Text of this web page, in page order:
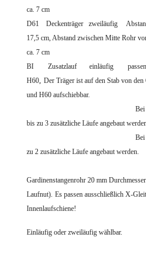
ca. 7 cm
D61 Deckenträger zweiläufig Abstand
17,5 cm, Abstand zwischen Mitte Rohr
ca. 7 cm
BI Zusatzlauf einläufig passend zu
H60 Der Träger ist auf den Stab von
und H60 aufschiebbar.
Bei
bis zu 3 zusätzliche Läufe angebaut
Bei
zu 2 zusätzliche Läufe angebaut werden.
Gardinenstangenrohr 20 mm Durchmes
Laufnut). Es passen ausschließlich X-
Innenlaufschiene!
Einläufig oder zweiläufig wählbar.